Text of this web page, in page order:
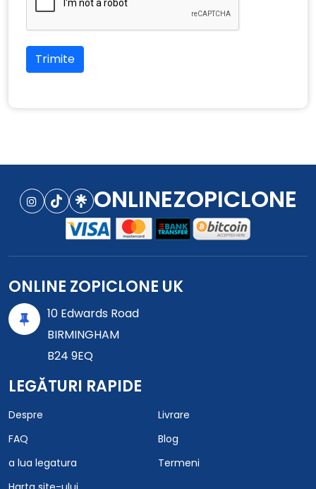
Trimite
ONLINEZOPICLONE
ONLINE ZOPICLONE UK
10 Edwards Road
BIRMINGHAM
B24 9EQ
LEGĂTURI RAPIDE
Despre
Livrare
FAQ
Blog
a lua legatura
Termeni